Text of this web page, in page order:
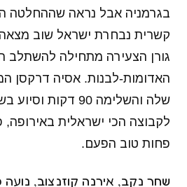
בגרמניה אבל נראה שההחלטה
קשרית נבחרת ישראל שוב
גורן הצעירה מתחילה להשתלב
האדומות-לבנות. אסיה דרקסן
שלה והשלימה 90
לקבוצה הכי ישראלית
פחות טוב הפעם.
שחר נקב, אירנה קוזנצוב, נועה